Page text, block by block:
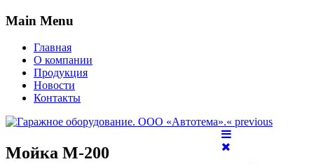
Main Menu
Главная
О компании
Продукция
Новости
Контакты
« previous
Мойка М-200